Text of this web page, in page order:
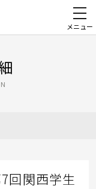
メニュー
回関西学生